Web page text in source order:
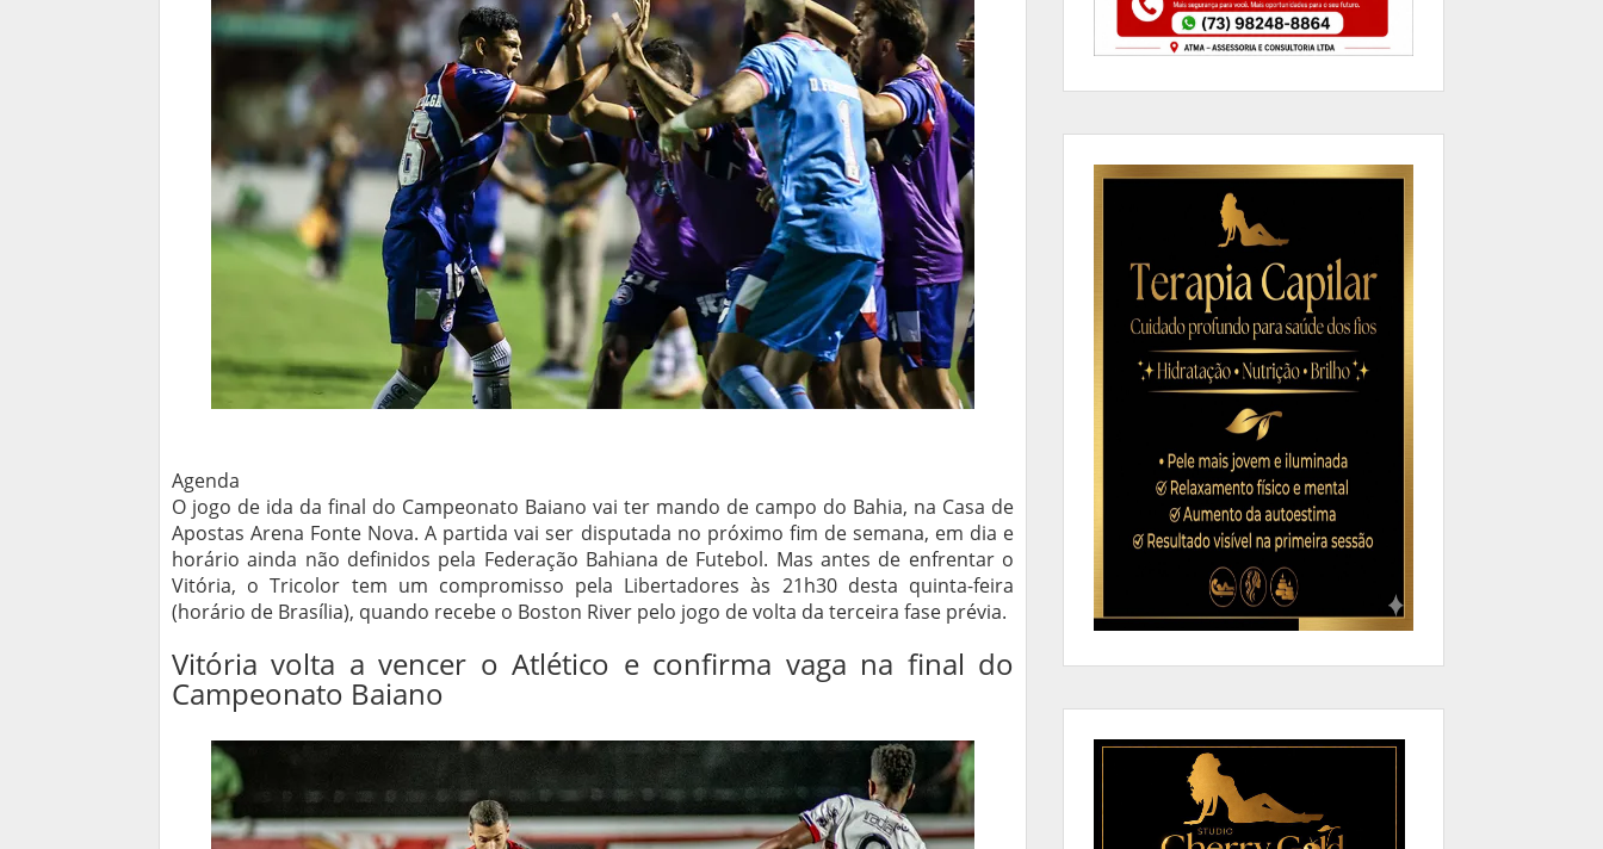
Agenda
O jogo de ida da final do Campeonato Baiano vai ter mando de campo do Bahia, na Casa de
Apostas Arena Fonte Nova. A partida vai ser disputada no próximo fim de semana, em dia e
horário ainda não definidos pela Federação Bahiana de Futebol. Mas antes de enfrentar o
Vitória, o Tricolor tem um compromisso pela Libertadores às 21h30 desta quinta-feira
(horário de Brasília), quando recebe o Boston River pelo jogo de volta da terceira fase prévia.
Vitória volta a vencer o Atlético e confirma vaga na final do
Campeonato Baiano